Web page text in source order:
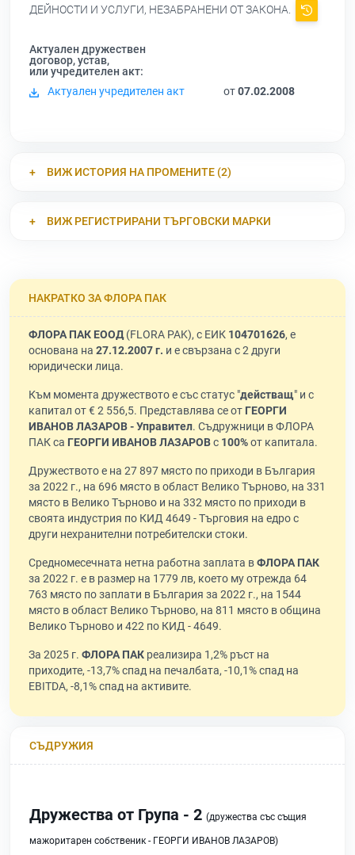
ДЕЙНОСТИ И УСЛУГИ, НЕЗАБРАНЕНИ ОТ ЗАКОНА.
Актуален дружествен
договор, устав,
или учредителен акт:
Актуален учредителен акт
от07.02.2008
ВИЖ ИСТОРИЯ НА ПРОМЕНИТЕ (2)
ВИЖ РЕГИСТРИРАНИ ТЪРГОВСКИ МАРКИ
НАКРАТКО ЗА ФЛОРА ПАК
ФЛОРА ПАК ЕООД(FLORA PAK), с ЕИК 104701626, е
основана на 27.12.2007 г. и е свързана с 2 други
юридически лица.
Към момента дружеството е със статус "действащ" и с
капитал от € 2 556,5. Представлява се от ГЕОРГИ
ИВАНОВ ЛАЗАРОВ - Управител. Съдружници в ФЛОРА
ПАК са ГЕОРГИ ИВАНОВ ЛАЗАРОВс 100%от капитала.
Дружеството е на 27 897 място по приходи в България
за 2022 г., на 696 място в област Велико Търново, на 331
място в Велико Търново и на 332 място по приходи в
своята индустрия по КИД 4649 - Търговия на едро с
други нехранителни потребителски стоки.
Средномесечната нетна работна заплата вФЛОРА ПАК
за 2022 г. е в размер на 1779 лв, което му отрежда 64
763 място по заплати в България за 2022 г., на 1544
място в област Велико Търново, на 811 място в община
Велико Търново и 422 по КИД - 4649.
За 2025 г. ФЛОРА ПАК реализира 1,2% ръст на
приходите, -13,7% спад на печалбата, -10,1% спад на
EBITDA, -8,1% спад на активите.
СЪДРУЖИЯ
Дружества от Група - 2 (дружества със същия
мажоритарен собственик - ГЕОРГИ ИВАНОВ ЛАЗАРОВ)